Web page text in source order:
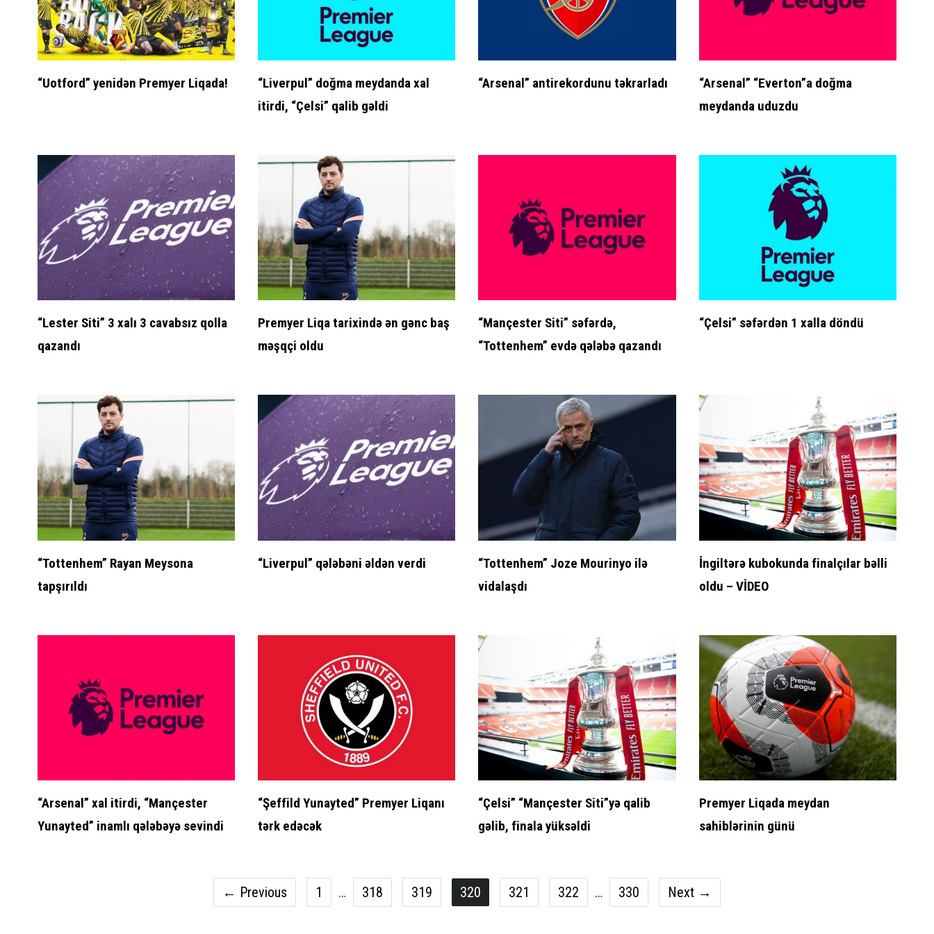
“Uotford” yenidən Premyer Liqada!
“Liverpul” doğma meydanda xal
itirdi, “Çelsi” qalib gəldi
“Arsenal” antirekordunu təkrarladı
“Arsenal” “Everton”a doğma
meydanda uduzdu
“Lester Siti” 3 xalı 3 cavabsız qolla
qazandı
Premyer Liqa tarixində ən gənc baş
məşqçi oldu
“Mançester Siti” səfərdə,
“Tottenhem” evdə qələbə qazandı
“Çelsi” səfərdən 1 xalla döndü
“Tottenhem” Rayan Meysona
tapşırıldı
“Liverpul” qələbəni əldən verdi
“Tottenhem” Joze Mourinyo ilə
vidalaşdı
İngiltərə kubokunda finalçılar bəlli
oldu – VİDEO
“Arsenal” xal itirdi, “Mançester
Yunayted” inamlı qələbəyə sevindi
“Şeffild Yunayted” Premyer Liqanı
tərk edəcək
“Çelsi” “Mançester Siti”yə qalib
gəlib, finala yüksəldi
Premyer Liqada meydan
sahiblərinin günü
← Previous 1 … 318 319 320 321 322 … 330 Next →